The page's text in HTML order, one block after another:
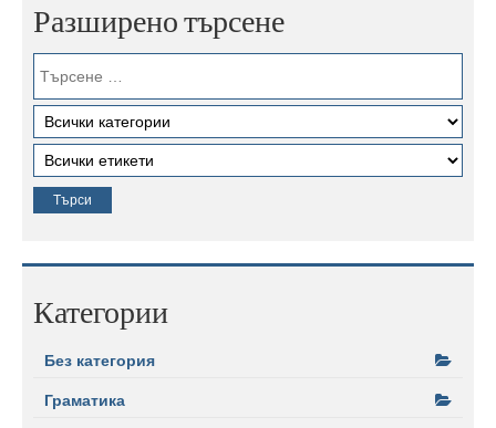
Разширено търсене
Категории
Без категория
Граматика